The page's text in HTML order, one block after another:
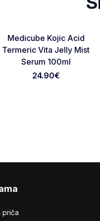
Medicube Kojic Acid
Termeric Vita Jelly Mist
Serum 100ml
24.90€
priča